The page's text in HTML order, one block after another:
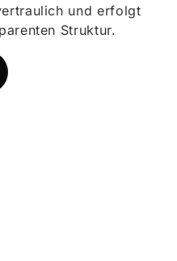
und erfolgt
Struktur.